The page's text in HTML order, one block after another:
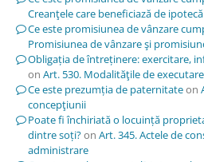
Creanţele care beneficiază de
Ce este promisiunea de vânzare
Promisiunea de vânzare şi
Obligația de întreținere: exercitare,
on Art. 530. Modalităţile de executare
Ce este prezumția de paternitateon
concepţiunii
Poate fi închiriată o locuință
dintre soți?on Art. 345. Actele de
administrare